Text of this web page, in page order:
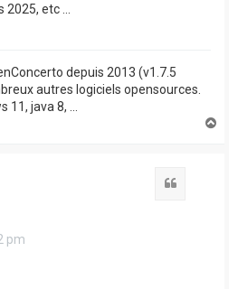
etc ...
depuis 2013 (v1.7.5
autres logiciels opensources.
java 8, ...
pm